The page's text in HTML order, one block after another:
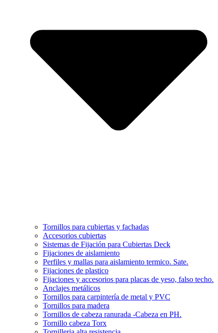
Tornillos para cubiertas y fachadas
Accesorios cubiertas
Sistemas de Fijación para Cubiertas Deck
Fijaciones de aislamiento
Perfiles y mallas para aislamiento termico. Sate.
Fijaciones de plastico
Fijaciones y accesorios para placas de yeso, falso techo.
Anclajes metálicos
Tornillos para carpintería de metal y PVC
Tornillos para madera
Tornillos de cabeza ranurada -Cabeza en PH.
Tornillo cabeza Torx